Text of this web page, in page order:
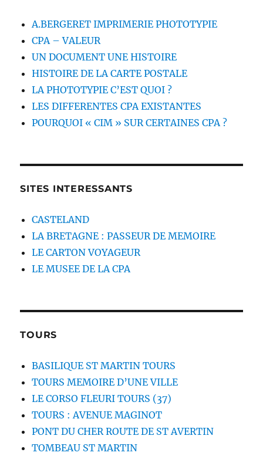
A.BERGERET IMPRIMERIE PHOTOTYPIE
CPA – VALEUR
UN DOCUMENT UNE HISTOIRE
HISTOIRE DE LA CARTE POSTALE
LA PHOTOTYPIE C’EST QUOI ?
LES DIFFERENTES CPA EXISTANTES
POURQUOI « CIM » SUR CERTAINES CPA ?
SITES INTERESSANTS
CASTELAND
LA BRETAGNE : PASSEUR DE MEMOIRE
LE CARTON VOYAGEUR
LE MUSEE DE LA CPA
TOURS
BASILIQUE ST MARTIN TOURS
TOURS MEMOIRE D’UNE VILLE
LE CORSO FLEURI TOURS (37)
TOURS : AVENUE MAGINOT
PONT DU CHER ROUTE DE ST AVERTIN
TOMBEAU ST MARTIN